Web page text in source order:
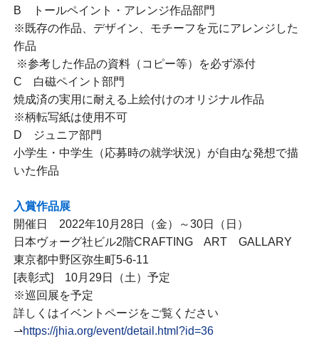
B トールペイント・アレンジ作品部門
※既存の作品、デザイン、モチーフを元にアレンジした
作品
※参考した作品の資料（コピー等）を必ず添付
C 白磁ペイント部門
焼成済の実用に耐える上絵付けのオリジナル作品
※柄転写紙は使用不可
D ジュニア部門
小学生・中学生（応募時の就学状況）が自由な発想で描
いた作品
入賞作品展
開催日 2022年10月28日（金）～30日（日）
日本ヴォーグ社ビル2階CRAFTING ART GALLARY
東京都中野区弥生町5-6-11
[表彰式] 10月29日（土）予定
※巡回展を予定
詳しくはイベントページをご覧ください
⇀https://jhia.org/event/detail.html?id=36